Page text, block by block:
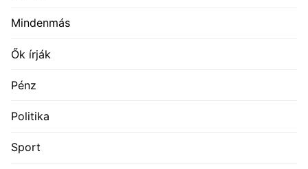
Mindenmás
Ők írják
Pénz
Politika
Sport